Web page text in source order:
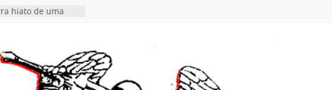
a
hiato de uma
lançamento do EP
I Begin”